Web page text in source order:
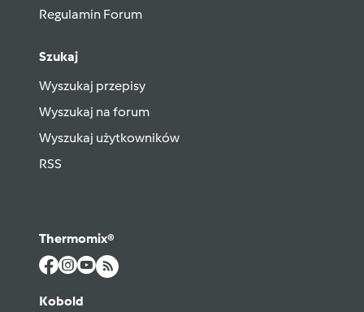
Regulamin Forum
Szukaj
Wyszukaj przepisy
Wyszukaj na forum
Wyszukaj użytkowników
RSS
Thermomix®
Kobold